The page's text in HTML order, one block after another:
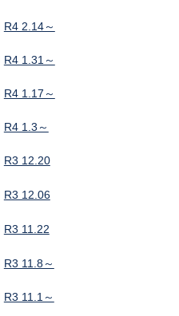
R4 2.14～
R4 1.31～
R4 1.17～
R4 1.3～
R3 12.20
R3 12.06
R3 11.22
R3 11.8～
R3 11.1～